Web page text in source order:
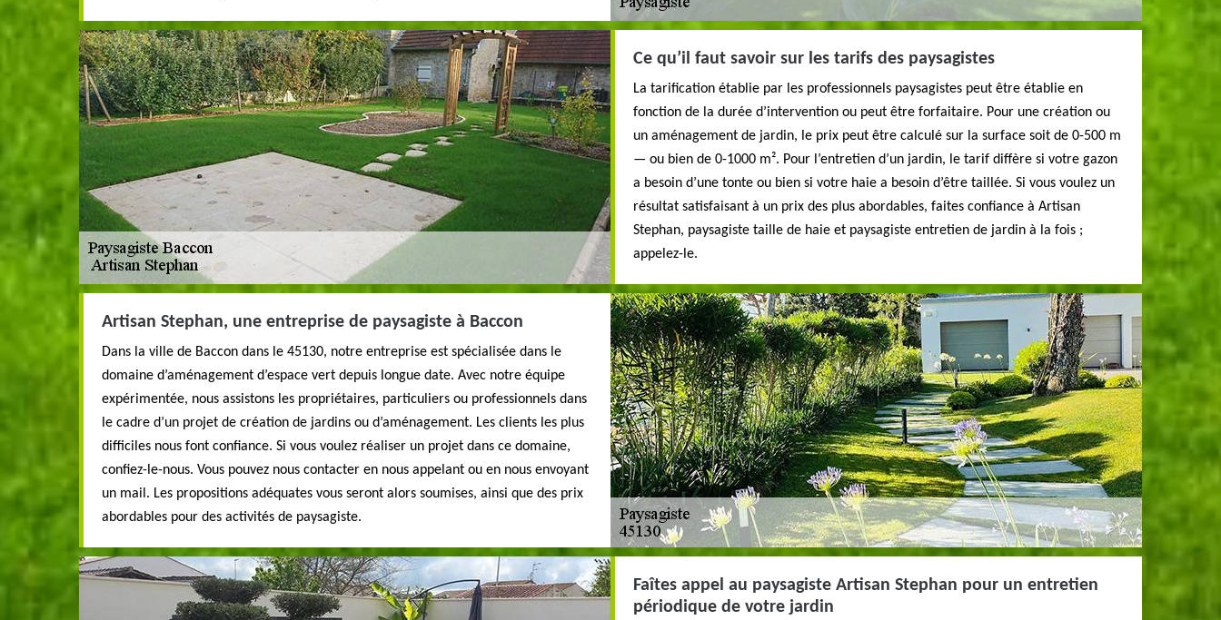
Ce qu’il faut savoir sur les tarifs des paysagistes
La tarification établie par les professionnels paysagistes peut être établie en
fonction de la durée d’intervention ou peut être forfaitaire. Pour une création ou
un aménagement de jardin, le prix peut être calculé sur la surface soit de 0-500 m
— ou bien de 0-1000 m². Pour l’entretien d’un jardin, le tarif diffère si votre gazon
a besoin d’une tonte ou bien si votre haie a besoin d’être taillée. Si vous voulez un
résultat satisfaisant à un prix des plus abordables, faites confiance à Artisan
Stephan, paysagiste taille de haie et paysagiste entretien de jardin à la fois ;
appelez-le.
Artisan Stephan, une entreprise de paysagiste à Baccon
Dans la ville de Baccon dans le 45130, notre entreprise est spécialisée dans le
domaine d’aménagement d’espace vert depuis longue date. Avec notre équipe
expérimentée, nous assistons les propriétaires, particuliers ou professionnels dans
le cadre d’un projet de création de jardins ou d’aménagement. Les clients les plus
difficiles nous font confiance. Si vous voulez réaliser un projet dans ce domaine,
confiez-le-nous. Vous pouvez nous contacter en nous appelant ou en nous envoyant
un mail. Les propositions adéquates vous seront alors soumises, ainsi que des prix
abordables pour des activités de paysagiste.
Faîtes appel au paysagiste Artisan Stephan pour un entretien
périodique de votre jardin